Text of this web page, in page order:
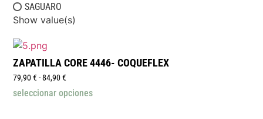
SAGUARO
Show value(s)
ZAPATILLA CORE 4446- COQUEFLEX
79,90€ -84,90€
seleccionar opciones